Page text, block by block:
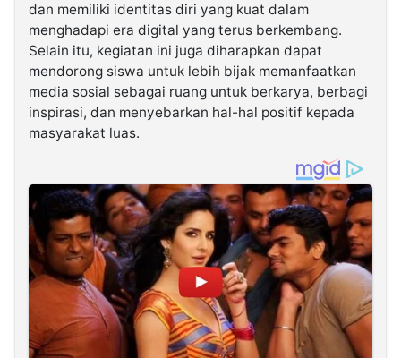
dan memiliki identitas diri yang kuat dalam
menghadapi era digital yang terus berkembang.
Selain itu, kegiatan ini juga diharapkan dapat
mendorong siswa untuk lebih bijak memanfaatkan
media sosial sebagai ruang untuk berkarya, berbagi
inspirasi, dan menyebarkan hal-hal positif kepada
masyarakat luas.